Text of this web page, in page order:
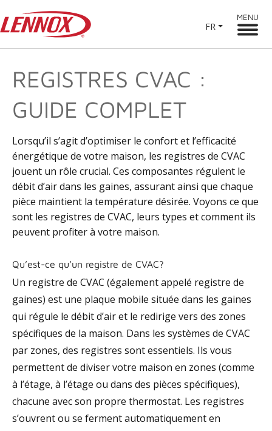
FR
MENU
REGISTRES CVAC :
GUIDE COMPLET
Lorsqu’il s’agit d’optimiser le confort et l’efficacité
énergétique de votre maison, les registres de CVAC
jouent un rôle crucial. Ces composantes régulent le
débit d’air dans les gaines, assurant ainsi que chaque
pièce maintient la température désirée. Voyons ce que
sont les registres de CVAC, leurs types et comment ils
peuvent profiter à votre maison.
Qu’est-ce qu’un registre de CVAC?
Un registre de CVAC (également appelé registre de
gaines) est une plaque mobile située dans les gaines
qui régule le débit d’air et le redirige vers des zones
spécifiques de la maison. Dans les systèmes de CVAC
par zones, des registres sont essentiels. Ils vous
permettent de diviser votre maison en zones (comme
à l’étage, à l’étage ou dans des pièces spécifiques),
chacune avec son propre thermostat. Les registres
s’ouvrent ou se ferment automatiquement en